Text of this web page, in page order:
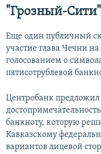
"Грозный-
Еще один публичный
участие глава Чечни на
голосованием о
пятисотрублевой
Центробанк
банкноту, которую
Кавказскому
вариантов лицевой